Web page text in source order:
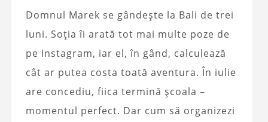
Domnul Marek se gândește la Bali de trei
luni. Soția îi arată tot mai multe poze de
pe Instagram, iar el, în gând, calculează
cât ar putea costa toată aventura. În iulie
are concediu, fiica termină școala –
momentul perfect. Dar cum să organizezi